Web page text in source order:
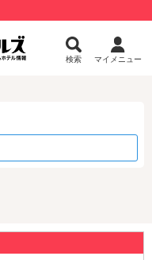
検索 マイメニュー